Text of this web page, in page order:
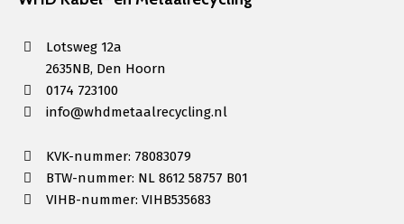
Lotsweg 12a
2635NB, Den Hoorn
0174 723100
info@whdmetaalrecycling.nl
KVK-nummer: 78083079
BTW-nummer: NL 8612 58757 B01
VIHB-nummer: VIHB535683